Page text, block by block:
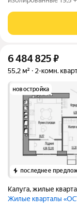
сантехника, новые
электричество.
6 484 825₽
55,2 м² 2-комн.
новостройка
последнее
Калуга,жилые
Жилые кварталы